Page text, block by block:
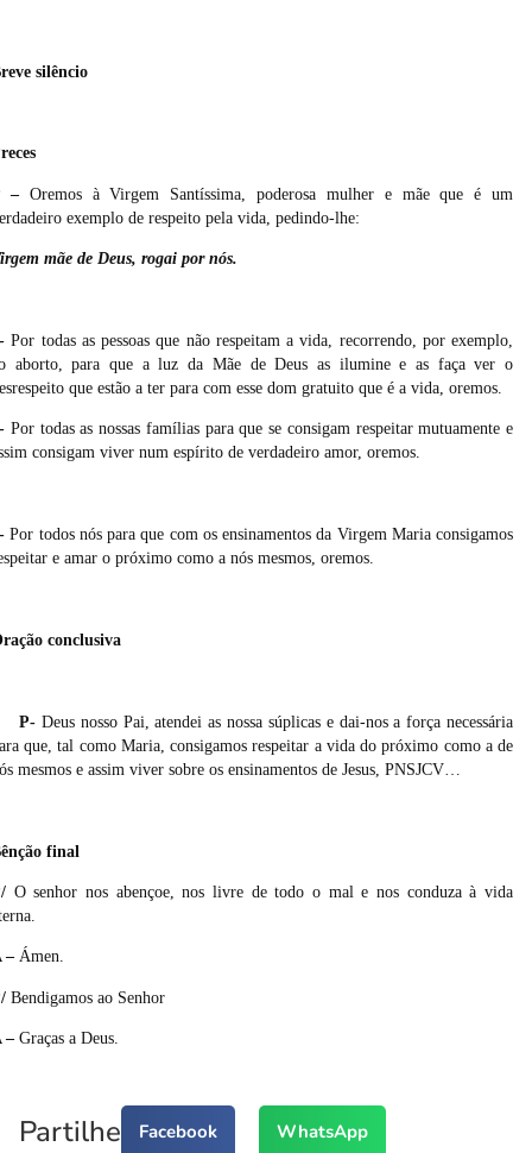
silêncio
– Oremos à Virgem Santíssima, poderosa mulher e mãe que é um
exemplo de respeito pela vida, pedindo-lhe:
mãe de Deus, rogai por nós.
Por todas as pessoas que não respeitam a vida, recorrendo, por exemplo,
aborto, para que a luz da Mãe de Deus as ilumine e as faça ver o
que estão a ter para com esse dom gratuito que é a vida, oremos.
Por todas as nossas famílias para que se consigam respeitar mutuamente e
consigam viver num espírito de verdadeiro amor, oremos.
Por todos nós para que com os ensinamentos da Virgem Maria consigamos
e amar o próximo como a nós mesmos, oremos.
conclusiva
P- Deus nosso Pai, atendei as nossa súplicas e dai-nos a força necessária
que, tal como Maria, consigamos respeitar a vida do próximo como a de
mesmos e assim viver sobre os ensinamentos de Jesus, PNSJCV…
final
O senhor nos abençoe, nos livre de todo o mal e nos conduza à vida
– Ámen.
Bendigamos ao Senhor
– Graças a Deus.
Partilhe Facebook WhatsApp